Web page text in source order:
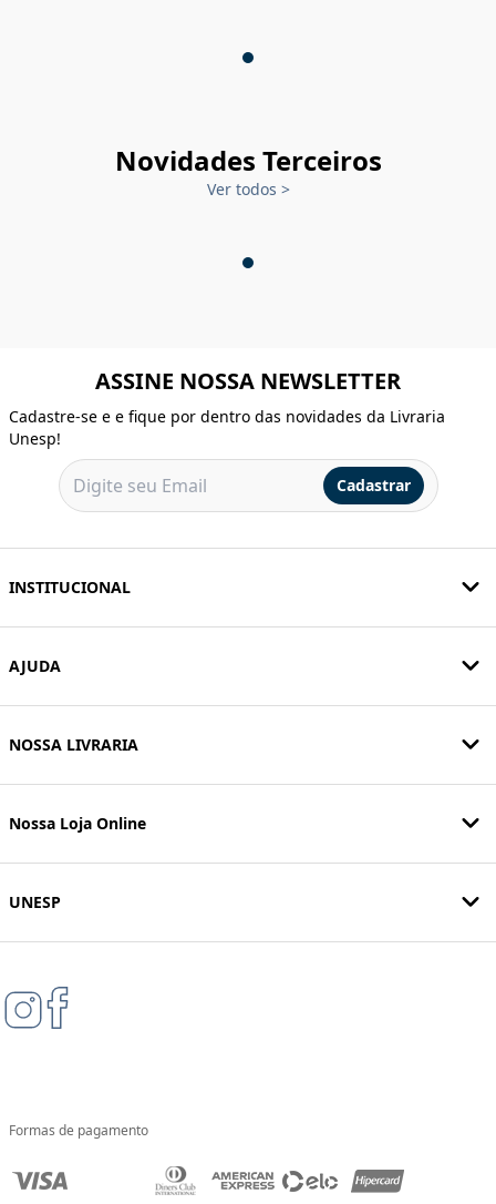
Novidades Terceiros
Ver todos >
ASSINE NOSSA NEWSLETTER
Cadastre-se e e fique por dentro das novidades da Livraria
Unesp!
Cadastrar
INSTITUCIONAL
AJUDA
NOSSA LIVRARIA
Nossa Loja Online
UNESP
Formas de pagamento